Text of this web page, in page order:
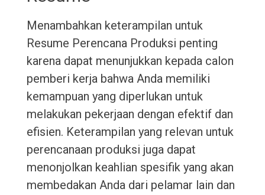
Menambahkan keterampilan untuk
Resume Perencana Produksi penting
karena dapat menunjukkan kepada calon
pemberi kerja bahwa Anda memiliki
kemampuan yang diperlukan untuk
melakukan pekerjaan dengan efektif dan
efisien. Keterampilan yang relevan untuk
perencanaan produksi juga dapat
menonjolkan keahlian spesifik yang akan
membedakan Anda dari pelamar lain dan